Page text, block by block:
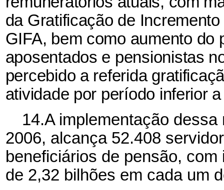
da Gratificação de
GIFA, bem como aumento do
aposentados e pensionistas
percebido a referida
atividade por período inferior
14.A implementação
2006, alcança 52.408
beneficiários de pensão,
de 2,32 bilhões em cada um